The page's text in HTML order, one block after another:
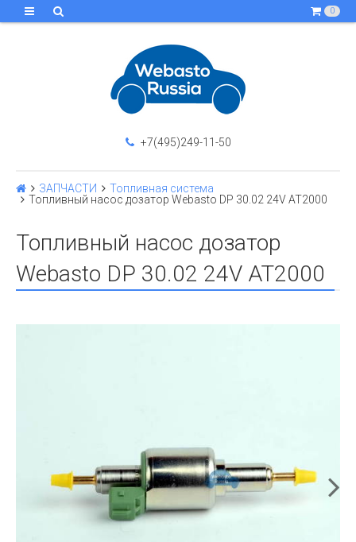
0
+7(495)249-11-50
ЗАПЧАСТИ
Топливная система
Топливный насос дозатор Webasto DP 30.02 24V AT2000
Топливный насос дозатор
Webasto DP 30.02 24V AT2000